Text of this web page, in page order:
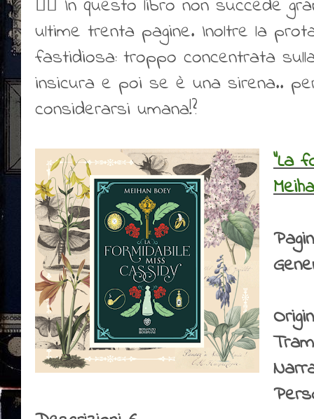
👎🏻 In questo libro non succede
ultime trenta pagine. Inoltre la
fastidiosa: troppo concentrata
insicura e poi se è una sirena..
considerarsi umana!?
"La